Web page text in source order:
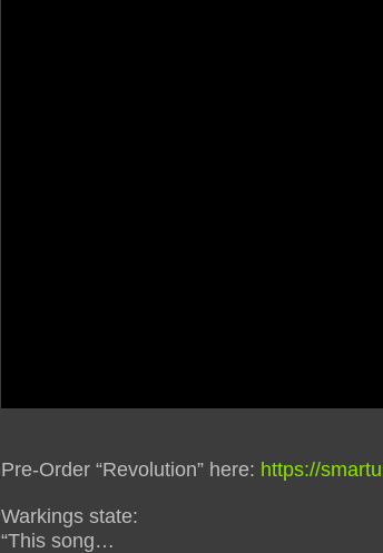
Pre-Order “Revolution” here: https://
Warkings state:
“This song…